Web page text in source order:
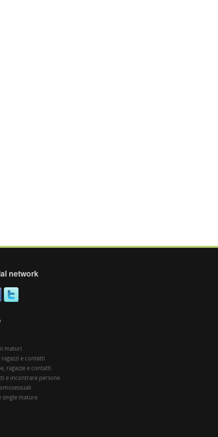
network
maturi
ragazzi e contatti
ragazze e contatti
e incontrare persone
single mature